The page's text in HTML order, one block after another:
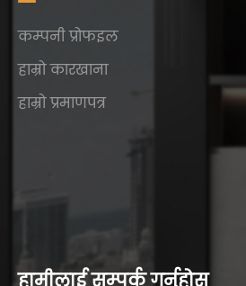
कम्पनी प्रोफइल
हाम्रो कारखाना
हाम्रो प्रमाणपत्र